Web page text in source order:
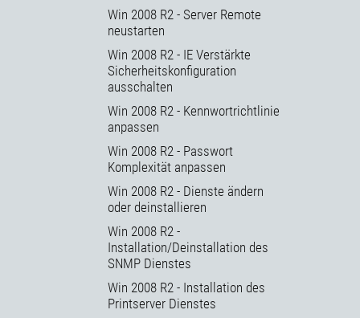
Win 2008 R2 - Server Remote
neustarten
Win 2008 R2 - IE Verstärkte
Sicherheitskonfiguration
ausschalten
Win 2008 R2 - Kennwortrichtlinie
anpassen
Win 2008 R2 - Passwort
Komplexität anpassen
Win 2008 R2 - Dienste ändern
oder deinstallieren
Win 2008 R2 -
Installation/Deinstallation des
SNMP Dienstes
Win 2008 R2 - Installation des
Printserver Dienstes